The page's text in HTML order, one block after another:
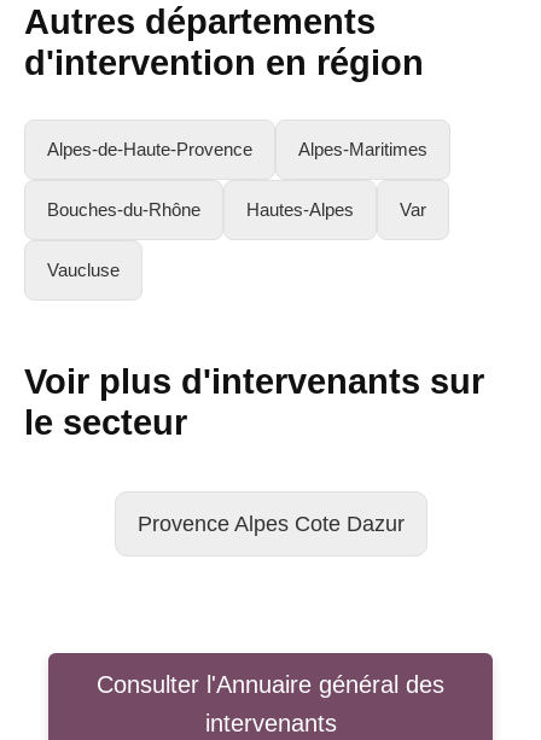
Autres départements
d'intervention en région
Alpes-de-Haute-Provence Alpes-Maritimes
Bouches-du-Rhône Hautes-Alpes Var
Vaucluse
Voir plus d'intervenants sur
le secteur
Provence Alpes Cote Dazur
Consulter l'Annuaire général des
intervenants